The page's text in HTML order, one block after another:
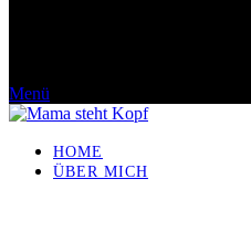
Menü
HOME
ÜBER MICH